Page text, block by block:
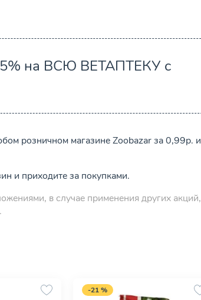
на ВСЮ ВЕТАПТЕКУ с
розничном магазине Zoobazar за 0,99р. и
и приходите за покупками.
в случае применения других акций,
-21 %